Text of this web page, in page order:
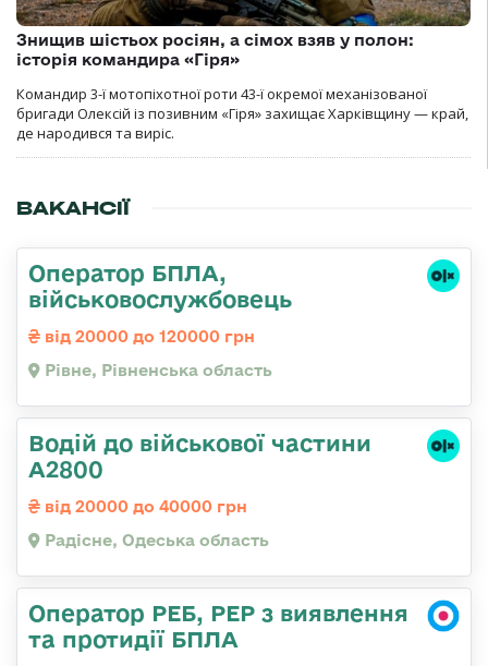
Знищив шістьох росіян, а сімох взяв у полон:
історія командира «Гіря»
Командир 3-ї мотопіхотної роти 43-ї окремої механізованої
бригади Олексій із позивним «Гіря» захищає Харківщину — край,
де народився та виріс.
ВАКАНСІЇ
Оператор БПЛА,
військовослужбовець
від 20000 до 120000 грн
Рівне, Рівненська область
Водій до військової частини
А2800
від 20000 до 40000 грн
Радісне, Одеська область
Оператор РЕБ, РЕР з виявлення
та протидії БПЛА